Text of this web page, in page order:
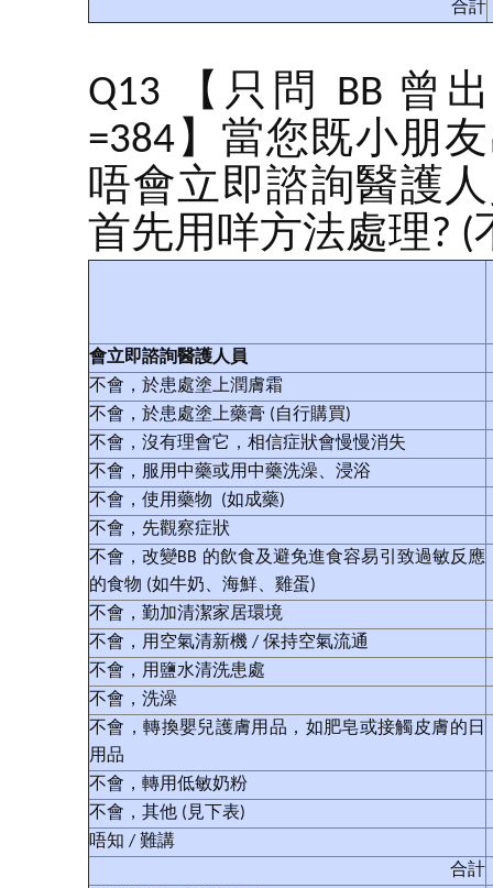
合計
Q13 【只問 BB 曾
=384】當您既小朋
唔會立即諮詢醫護
首先用咩方法處理?
會立即諮詢醫護人員
不會，於患處塗上潤膚霜
不會，於患處塗上藥膏 (自行購買)
不會，沒有理會它，相信症狀會慢慢消失
不會，服用中藥或用中藥洗澡、浸浴
不會，使用藥物 (如成藥)
不會，先觀察症狀
不會，改變BB 的飲食及避免進食容易引致過敏反應
的食物 (如牛奶、海鮮、雞蛋)
不會，勤加清潔家居環境
不會，用空氣清新機 / 保持空氣流通
不會，用鹽水清洗患處
不會，洗澡
不會，轉換嬰兒護膚用品，如肥皂或接觸皮膚的日
用品
不會，轉用低敏奶粉
不會，其他 (見下表)
唔知 / 難講
合計